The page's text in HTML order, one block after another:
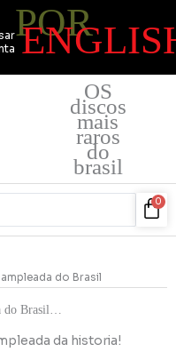
POR
OS
discos
mais
raros
do
brasil
0
do Brasil
do Brasil…
da historia!